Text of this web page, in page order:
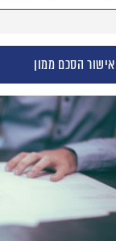
אישור הסכם ממון